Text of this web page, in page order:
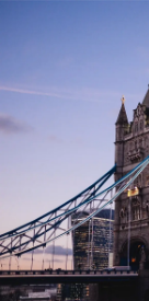
Chiedi a un
Affidati agli
compliance
Integra
CASE
Español
Português
日本語